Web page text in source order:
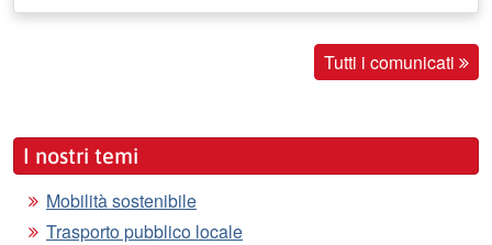
Tutti i comunicati
I nostri temi
Mobilità sostenibile
Trasporto pubblico locale